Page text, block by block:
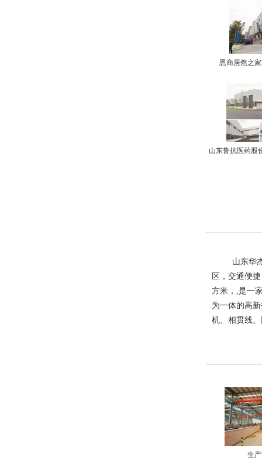
恩商居然之
山东鲁抗医药股
山东华
区，交通便
方米，,是一
为一体的高
机、相贯线
生